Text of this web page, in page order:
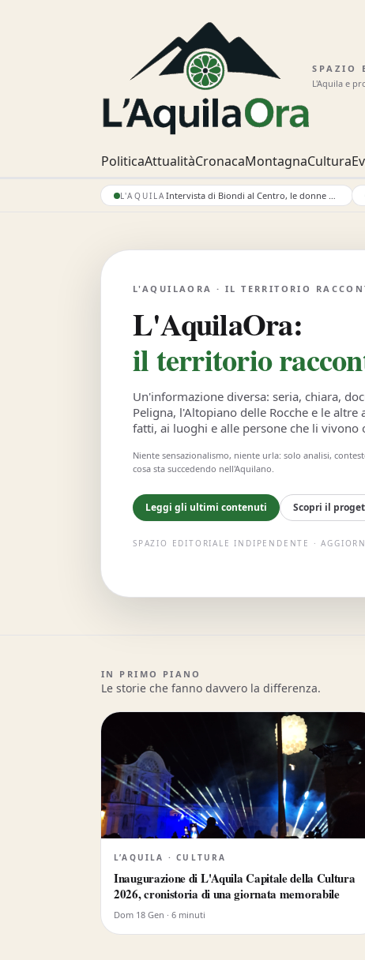
SPAZIO
L'Aquila e
PoliticaAttualitàCronacaMontagnaCultura
L'AQUILA Intervista di Biondi al Centro, le donne del centrodestra: “Letture forzate e pretestuose”
L'AQUILAORA · IL TERRITORIO
L'AquilaOra:
il territorio
Un'informazione diversa: seria, chiara,
Peligna, l'Altopiano delle Rocche e le
fatti, ai luoghi e alle persone che li vivono
Niente sensazionalismo, niente urla: solo analisi,
cosa sta succedendo nell'Aquilano.
Leggi gli ultimi contenuti Scopri il
SPAZIO EDITORIALE INDIPENDENTE ·
IN PRIMO PIANO
Le storie che fanno davvero la differenza.
L’AQUILA · CULTURA
Inaugurazione di L'Aquila Capitale della Cultura
2026, cronistoria di una giornata memorabile
Dom 18 Gen · 6 minuti